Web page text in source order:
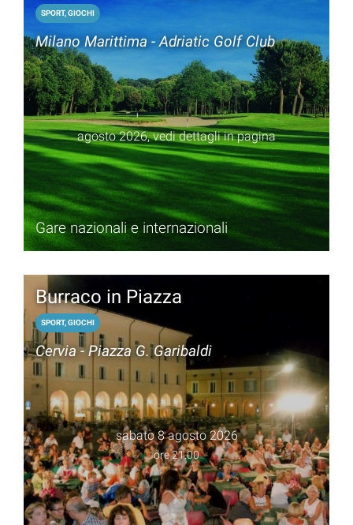
SPORT, GIOCHI
Milano Marittima - Adriatic Golf Club
agosto 2026, vedi dettagli in pagina
Gare nazionali e internazionali
Burraco in Piazza
SPORT, GIOCHI
Cervia - Piazza G. Garibaldi
sabato 8 agosto 2026
ore 21.00